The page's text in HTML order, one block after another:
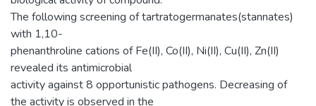
The following screening of tartratogermanates(stannates)
with 1,10-
phenanthroline cations of Fe(II), Co(II), Ni(II), Cu(II), Zn(II)
revealed its antimicrobial
activity against 8 opportunistic pathogens. Decreasing of
the activity is observed in the